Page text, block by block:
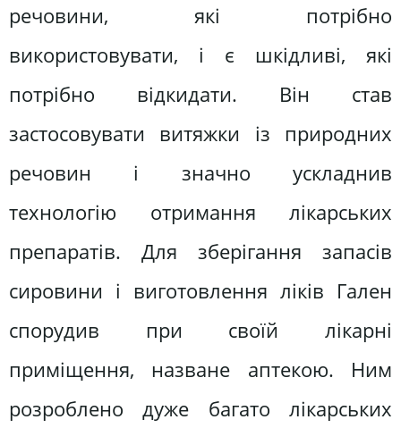
речовини, які потрібно
використовувати, і є шкідливі, які
потрібно відкидати. Він став
застосовувати витяжки із природних
речовин і значно ускладнив
технологію отримання лікарських
препаратів. Для зберігання запасів
сировини і виготовлення ліків Гален
спорудив при своїй лікарні
приміщення, назване аптекою. Ним
розроблено дуже багато лікарських